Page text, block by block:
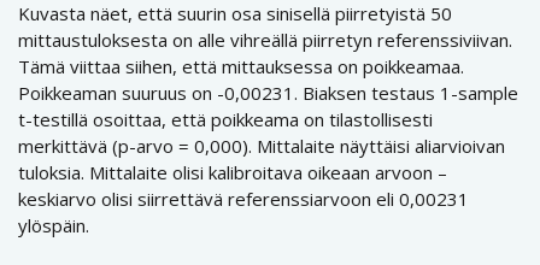
Kuvasta näet, että suurin osa sinisellä piirretyistä 50
mittaustuloksesta on alle vihreällä piirretyn referenssiviivan.
Tämä viittaa siihen, että mittauksessa on poikkeamaa.
Poikkeaman suuruus on -0,00231. Biaksen testaus 1-sample
t-testillä osoittaa, että poikkeama on tilastollisesti
merkittävä (p-arvo = 0,000). Mittalaite näyttäisi aliarvioivan
tuloksia. Mittalaite olisi kalibroitava oikeaan arvoon –
keskiarvo olisi siirrettävä referenssiarvoon eli 0,00231
ylöspäin.